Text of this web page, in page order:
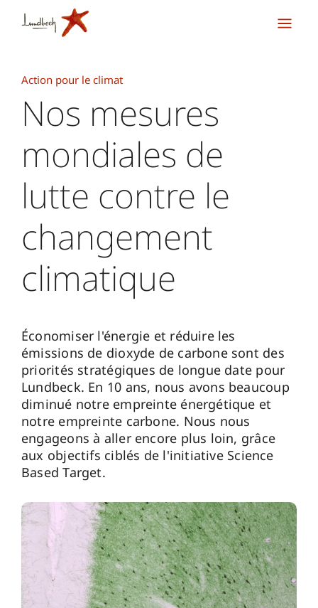
Action pour le climat
Nos mesures
mondiales de
lutte contre le
changement
climatique
Économiser l'énergie et réduire les
émissions de dioxyde de carbone sont des
priorités stratégiques de longue date pour
Lundbeck. En 10 ans, nous avons beaucoup
diminué notre empreinte énergétique et
notre empreinte carbone. Nous nous
engageons à aller encore plus loin, grâce
aux objectifs ciblés de l'initiative Science
Based Target.